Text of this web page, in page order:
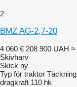
2
BMZ AG-2,7-20
4 060 € 208 900 UAH ≈
Skivharv
Skick ny
Typ för traktor Täckning
dragkraft 110 hk